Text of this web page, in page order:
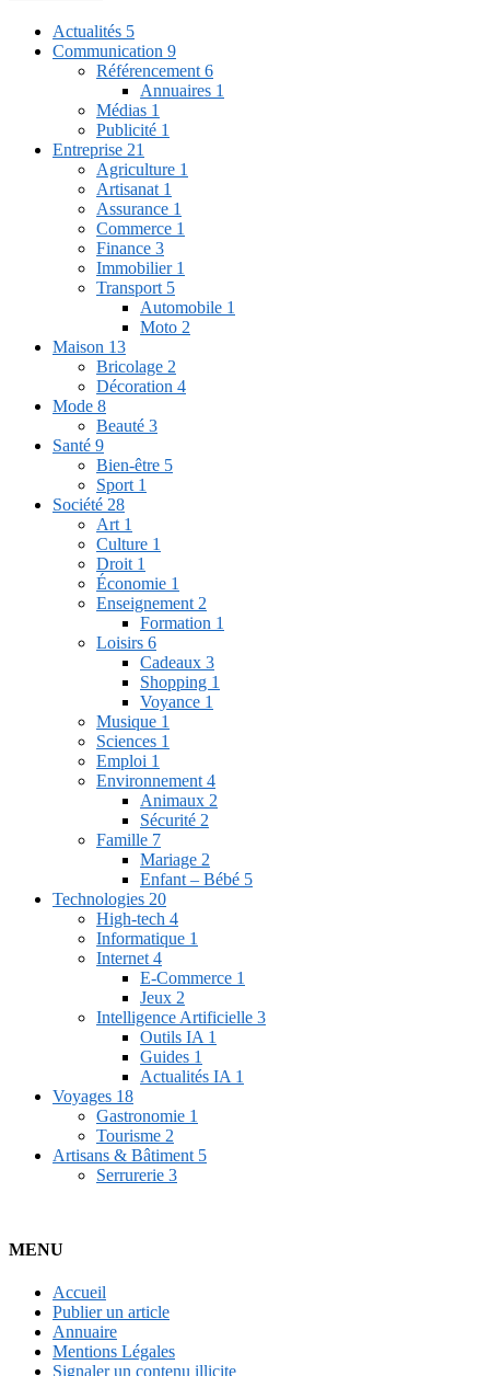
Actualités 5
Communication 9
Référencement 6
Annuaires 1
Médias 1
Publicité 1
Entreprise 21
Agriculture 1
Artisanat 1
Assurance 1
Commerce 1
Finance 3
Immobilier 1
Transport 5
Automobile 1
Moto 2
Maison 13
Bricolage 2
Décoration 4
Mode 8
Beauté 3
Santé 9
Bien-être 5
Sport 1
Société 28
Art 1
Culture 1
Droit 1
Économie 1
Enseignement 2
Formation 1
Loisirs 6
Cadeaux 3
Shopping 1
Voyance 1
Musique 1
Sciences 1
Emploi 1
Environnement 4
Animaux 2
Sécurité 2
Famille 7
Mariage 2
Enfant – Bébé 5
Technologies 20
High-tech 4
Informatique 1
Internet 4
E-Commerce 1
Jeux 2
Intelligence Artificielle 3
Outils IA 1
Guides 1
Actualités IA 1
Voyages 18
Gastronomie 1
Tourisme 2
Artisans & Bâtiment 5
Serrurerie 3
MENU
Accueil
Publier un article
Annuaire
Mentions Légales
Signaler un contenu illicite